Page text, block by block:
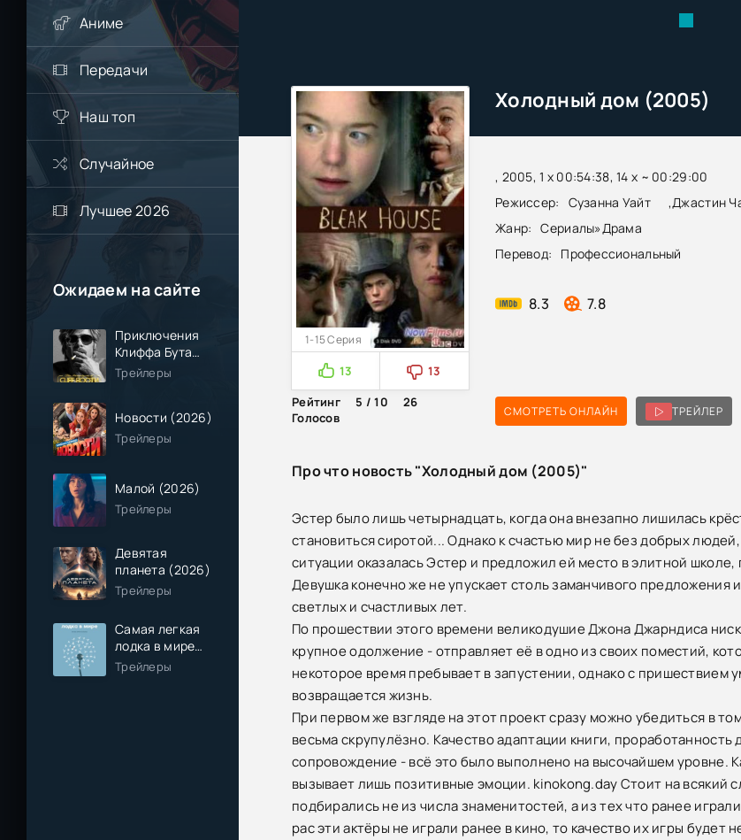
Аниме
Передачи
Наш топ
Случайное
Лучшее 2026
Ожидаем на сайте
Приключения
Клиффа Бута
(2026)
Трейлеры
Новости (2026)
Трейлеры
Малой (2026)
Трейлеры
Девятая
планета (2026)
Трейлеры
Самая легкая
лодка в мире
(2026)
Трейлеры
Холодный дом (2005)
, 2005, 1 x 00:54:38, 14 х ~ 00:29:00
Режиссер:
Сузанна Уайт ,Джастин
Жанр:
Сериалы»Драма
Перевод:
Профессиональный
8.3 7.8
1-15 Серия
13
13
Рейтинг
5 / 10
26
Голосов
СМОТРЕТЬ ОНЛАЙН ТРЕЙЛЕР
Про что новость "Холодный дом (2005)"
Эстер было лишь четырнадцать, когда она внезапно лишилась
становиться сиротой... Однако к счастью мир не без добрых
ситуации оказалась Эстер и предложил ей место в элитной
Девушка конечно же не упускает столь заманчивого
светлых и счастливых лет.
По прошествии этого времени великодушие Джона Джарндиса
крупное одолжение - отправляет её в одно из своих поместий,
некоторое время пребывает в запустении, однако с пришествием
возвращается жизнь.
При первом же взгляде на этот проект сразу можно убедиться в
весьма скрупулёзно. Качество адаптации книги,
сопровождение - всё это было выполнено на высочайшем уровне.
вызывает лишь позитивные эмоции. kinokong.day Стоит на всякий
подбирались не из числа знаменитостей, а из тех что ранее
рас эти актёры не играли ранее в кино, то качество их игры